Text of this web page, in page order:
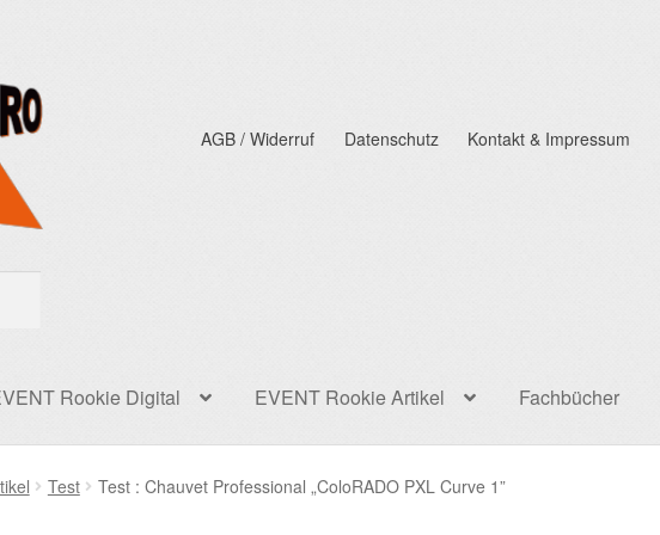
AGB / Widerruf Datenschutz Kontakt & Impressum
Rookie Digital EVENT Rookie Artikel Fachbücher
Test Test : Chauvet Professional „ColoRADO PXL Curve 1”